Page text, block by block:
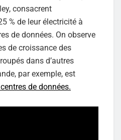
consacrent
% de leur électricité à
de données. On observe
de croissance des
dans d’autres
par exemple, est
de données.